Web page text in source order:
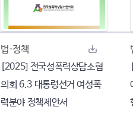
법·정책
[2025] 전국성폭력상담소협
의회 6.3 대통령선거 여성폭
력분야 정책제안서